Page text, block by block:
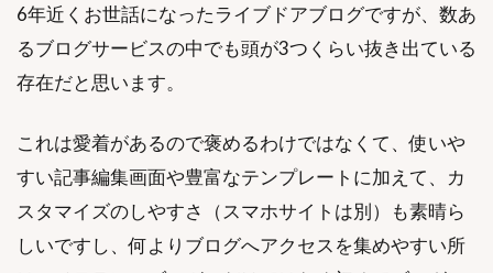
6年近くお世話になったライブドアブログですが、数あ
るブログサービスの中でも頭が3つくらい抜き出ている
存在だと思います。
これは愛着があるので褒めるわけではなくて、使いや
すい記事編集画面や豊富なテンプレートに加えて、カ
スタマイズのしやすさ（スマホサイトは別）も素晴ら
しいですし、何よりブログへアクセスを集めやすい所